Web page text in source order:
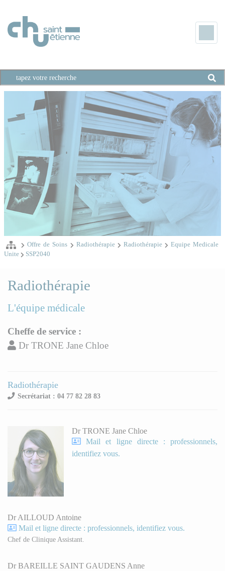
Offre de Soins Radiothérapie Radiothérapie
Equipe Medicale
Unite
SSP2040
Radiothérapie
L'équipe médicale
Cheffe de service :
Dr TRONE Jane Chloe
Radiothérapie
Secrétariat : 04 77 82 28 83
Dr TRONE Jane Chloe
Mail et ligne directe : professionnels,
identifiez vous.
Dr AILLOUD Antoine
Mail et ligne directe : professionnels, identifiez vous.
Chef de Clinique Assistant.
Dr BAREILLE SAINT GAUDENS Anne